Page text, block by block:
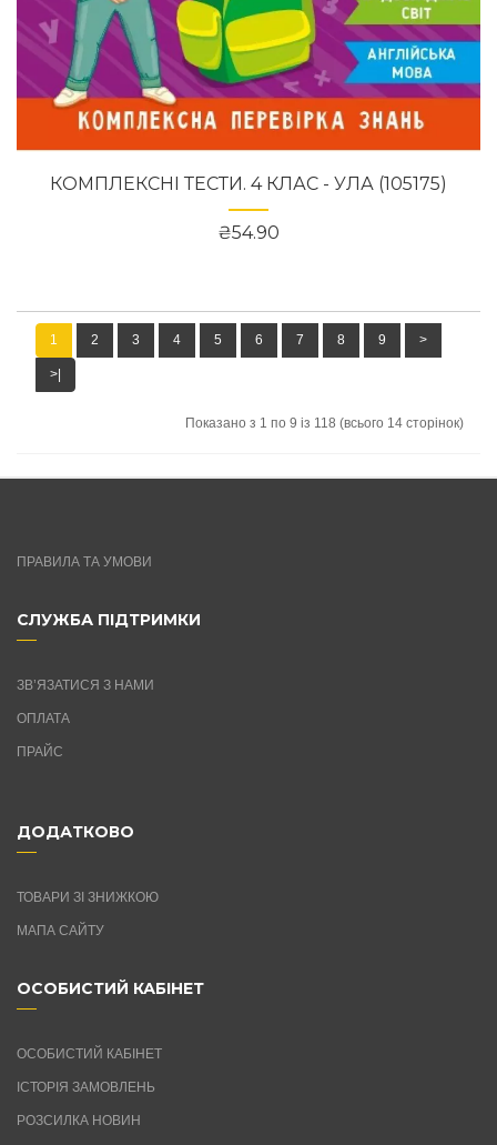
КОМПЛЕКСНІ ТЕСТИ. 4 КЛАС - УЛА (105175)
₴54.90
1 2 3 4 5 6 7 8 9 >
>|
Показано з 1 по 9 із 118 (всього 14 сторінок)
ПРАВИЛА ТА УМОВИ
СЛУЖБА ПІДТРИМКИ
ЗВ’ЯЗАТИСЯ З НАМИ
ОПЛАТА
ПРАЙС
ДОДАТКОВО
ТОВАРИ ЗІ ЗНИЖКОЮ
МАПА САЙТУ
ОСОБИСТИЙ КАБІНЕТ
ОСОБИСТИЙ КАБІНЕТ
ІСТОРІЯ ЗАМОВЛЕНЬ
РОЗСИЛКА НОВИН